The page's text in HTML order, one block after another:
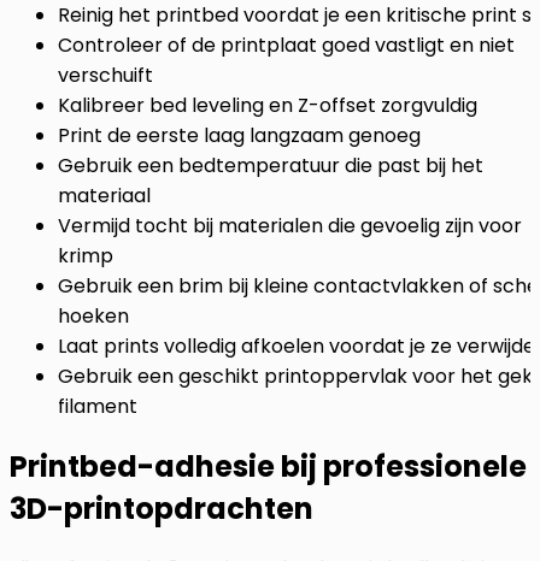
Reinig het printbed voordat je een kritische print
Controleer of de printplaat goed vastligt en niet
verschuift
Kalibreer bed leveling en Z-offset zorgvuldig
Print de eerste laag langzaam genoeg
Gebruik een bedtemperatuur die past bij het
materiaal
Vermijd tocht bij materialen die gevoelig zijn voor
krimp
Gebruik een brim bij kleine contactvlakken of
hoeken
Laat prints volledig afkoelen voordat je ze
Gebruik een geschikt printoppervlak voor het
filament
Printbed-adhesie bij professionele
3D-printopdrachten